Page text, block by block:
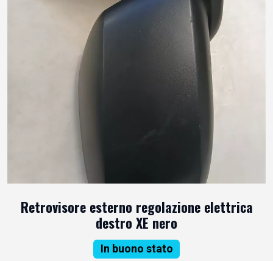
Retrovisore esterno regolazione elettrica
destro XE nero
In buono stato